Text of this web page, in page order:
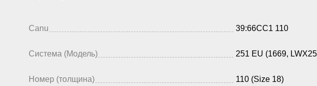
Canu 39:66CC1 110
Система (Модель) 251 EU (1669,
Номер (толщина) 110 (Size 18)